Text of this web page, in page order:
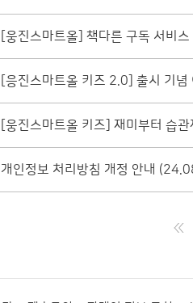
[웅진스마트올] 책다른 구독 서비스
[응진스마트올 키즈 2.0] 출시 기념
[웅진스마트올 키즈] 재미부터 습
개인정보 처리방침 개정 안내